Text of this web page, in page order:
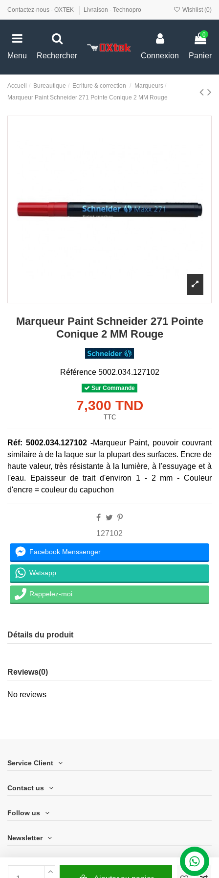
Contactez-nous - OXTEK Livraison - Technopro Wishlist (0)
Menu Rechercher Connexion
0
Panier
Accueil Bureautique Ecriture & correction
Marqueurs
Marqueur Paint Schneider 271 Pointe Conique 2 MM Rouge
Marqueur Paint Schneider 271 Pointe
Conique 2 MM Rouge
Référence 5002.034.127102
Sur Commande
7,300 TND
TTC
Réf: 5002.034.127102 -Marqueur Paint, pouvoir couvrant
similaire à de la laque sur la plupart des surfaces. Encre de
haute valeur, très résistante à la lumière, à l'essuyage et à
l'eau. Epaisseur de trait d'environ 1 - 2 mm - Couleur
d'encre = couleur du capuchon
127102
Facebook Menssenger
Watsapp
Rappelez-moi
Détails du produit
Reviews(0)
No reviews
Service Client
Contact us
Follow us
Newsletter